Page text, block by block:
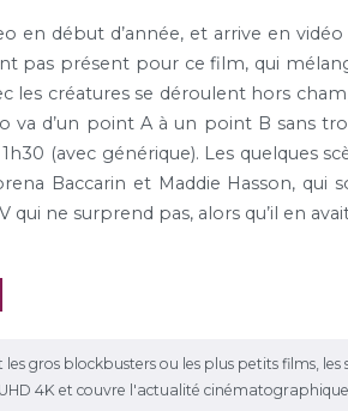
en début d’année, et arrive en
pas présent pour ce film, qui
les créatures se déroulent hors
va d’un point A à un point B sans
(avec générique). Les quelques
Baccarin et Maddie Hasson,
qui ne surprend pas, alors qu’il en
gros blockbusters ou les plus petits films, les
4K et couvre l'actualité cinématographique